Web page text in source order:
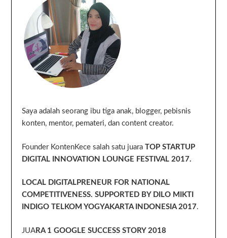
Saya adalah seorang ibu tiga anak, blogger, pebisnis
konten, mentor, pemateri, dan content creator.
Founder KontenKece salah satu juaraTOP STARTUP
DIGITAL INNOVATION LOUNGE FESTIVAL 2017.
LOCAL DIGITALPRENEUR FOR NATIONAL
COMPETITIVENESS. SUPPORTED BY DILO MIKTI
INDIGO TELKOM YOGYAKARTA INDONESIA 2017.
JUA RA 1 GOOGLE SUCCESS STORY 2018